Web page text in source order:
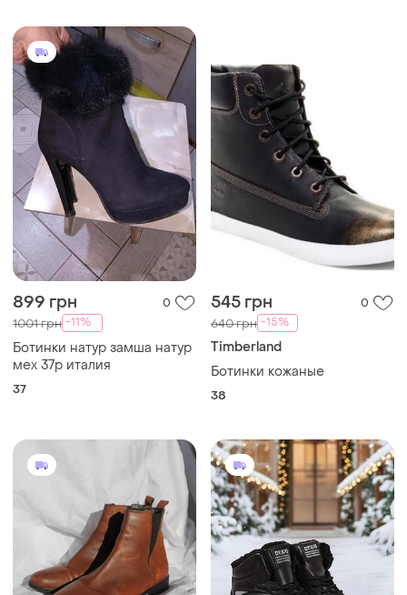
899 грн 0
1001 грн -11%
Ботинки натур замша натур
мех 37р италия
37
545 грн 0
640 грн -15%
Timberland
Ботинки кожаные
38